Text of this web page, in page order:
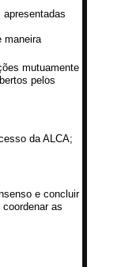
maneira
mutuamente
pelos
da ALCA;
e concluir
as